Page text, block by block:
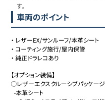
す。
車両のポイント
・ レザーEX/サンルーフ/本革シート
・ コーティング施行/屋内保管
・純正ドラレコあり
【オプション装備】
○レザーエクスクルーシブパッケージ
  -本革シート